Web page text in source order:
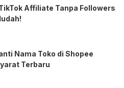
Affiliate Tanpa Followers
Nama Toko di Shopee
Terbaru